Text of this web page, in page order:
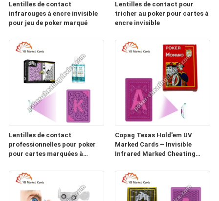
Lentilles de contact
infrarouges à encre invisible
pour jeu de poker marqué
Lentilles de contact pour
tricher au poker pour cartes à
encre invisible
Lentilles de contact
professionnelles pour poker
pour cartes marquées à
Copag Texas Hold'em UV
Marked Cards – Invisible
Infrared Marked Cheating